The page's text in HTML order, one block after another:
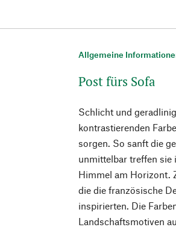
Allgemeine
Post fürs Sofa
Schlicht und
kontrastierenden
sorgen. So sanft die
unmittelbar treffen sie
Himmel am Horizont.
die die französische
inspirierten. Die
Landschaftsmotiven